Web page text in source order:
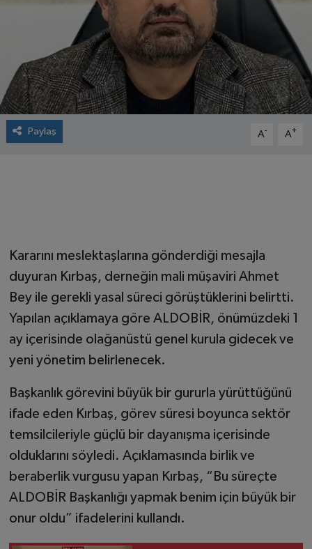
Paylaş A- A+
Kararını meslektaşlarına gönderdiği mesajla
duyuran Kırbaş, derneğin mali müşaviri Ahmet
Bey ile gerekli yasal süreci görüştüklerini belirtti.
Yapılan açıklamaya göre ALDOBİR, önümüzdeki 1
ay içerisinde olağanüstü genel kurula gidecek ve
yeni yönetim belirlenecek.
Başkanlık görevini büyük bir gururla yürüttüğünü
ifade eden Kırbaş, görev süresi boyunca sektör
temsilcileriyle güçlü bir dayanışma içerisinde
olduklarını söyledi. Açıklamasında birlik ve
beraberlik vurgusu yapan Kırbaş, “Bu süreçte
ALDOBİR Başkanlığı yapmak benim için büyük bir
onur oldu” ifadelerini kullandı.